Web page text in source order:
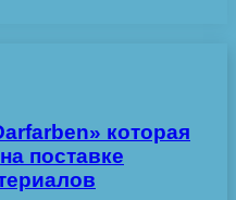
которая
поставке